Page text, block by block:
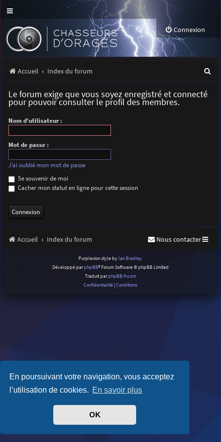
En poursuivant votre navigation, vous acceptez
l’utilisation de cookies. En savoir plus
OK
Connexion
Accueil Index du forum
Le forum exige que vous soyez enregistré et connecté
pour pouvoir consulter le profil des membres.
Nom d’utilisateur :
Mot de passe :
J’ai oublié mon mot de passe
Se souvenir de moi
Cacher mon statut en ligne pour cette session
Accueil Index du forum Nous contacter
Purplexion style by Ian Bradley
Développé parphpBB® Forum Software © phpBB Limited
Traduit parphpBB-fr.com
Confidentialité |Conditions